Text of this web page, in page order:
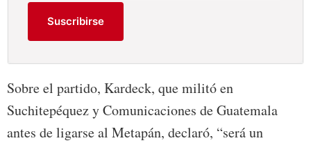
Suscribirse
Sobre el partido, Kardeck, que militó en
Suchitepéquez y Comunicaciones de Guatemala
antes de ligarse al Metapán, declaró, “será un